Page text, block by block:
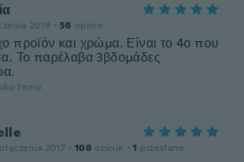
2019 · 56 opinie
προϊόν και χρώμα. Είναι το 4ο που
Το παρέλαβα 3βδομάδες
temu
2017 · 108 opinie · 1 przesłane